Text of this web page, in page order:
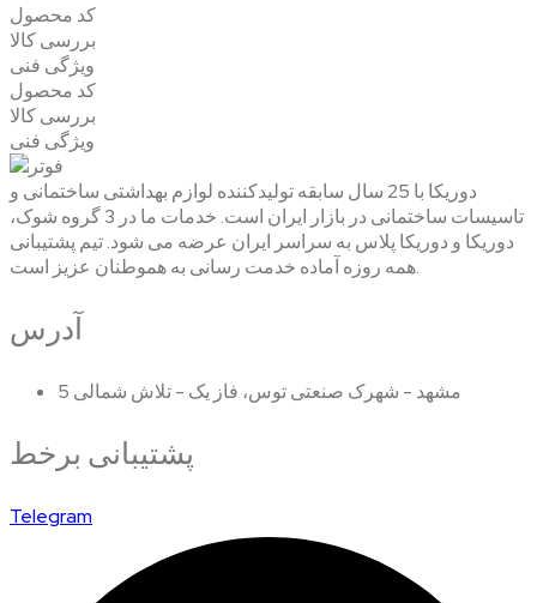
کد محصول
بررسی کالا
ویژگی فنی
کد محصول
بررسی کالا
ویژگی فنی
دوریکا با 25 سال سابقه تولیدکننده لوازم بهداشتی ساختمانی و
تاسیسات ساختمانی در بازار ایران است. خدمات ما در 3 گروه شوک،
دوریکا و دوریکا پلاس به سراسر ایران عرضه می شود. تیم پشتیبانی
همه روزه آماده خدمت رسانی به هموطنان عزیز است.
آدرس
مشهد - شهرک صنعتی توس، فاز یک - تلاش شمالی 5
پشتیبانی برخط
Telegram